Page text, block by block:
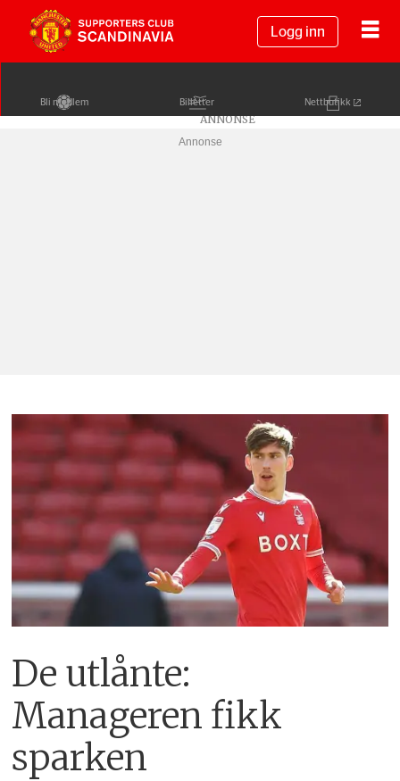
Logg inn
Bli medlem Billetter Nettbutikk
Annonse
De utlånte:
Manageren fikk
sparken